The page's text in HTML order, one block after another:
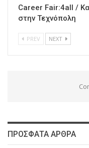
Career Fair:4all /
στην Τεχνόπολη
PREV NEXT
ΠΡΌΣΦΑΤΑ ΆΡΘΡΑ